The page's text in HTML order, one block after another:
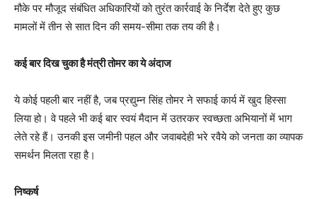
मौके पर मौजूद संबंधित अधिकारियों को तुरंत कार्रवाई के निर्देश देते हुए कुछ
मामलों में तीन से सात दिन की समय-सीमा तक तय की है।
कई बार दिख चुका है मंत्री तोमर का ये अंदाज
ये कोई पहली बार नहीं है, जब प्रद्युम्न सिंह तोमर ने सफाई कार्य में खुद हिस्सा
लिया हो। वे पहले भी कई बार स्वयं मैदान में उतरकर स्वच्छता अभियानों में भाग
लेते रहे हैं। उनकी इस जमीनी पहल और जवाबदेही भरे रवैये को जनता का व्यापक
समर्थन मिलता रहा है।
निष्कर्ष